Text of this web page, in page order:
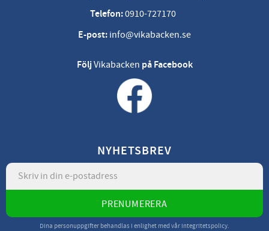
Telefon:0910-727170
E-post: info@vikabacken.se
FöljVikabacken på Facebook
NYHETSBREV
PRENUMERERA
Dina personuppgifter behandlas i enlighet med vår integritetspolicy.